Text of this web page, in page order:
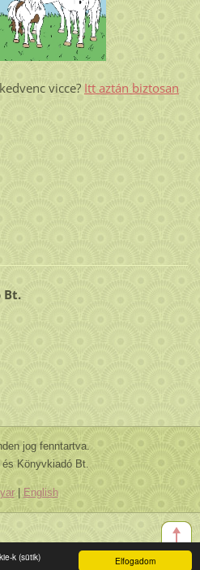
Elfogadom
k (sütik)
vicce? Itt aztán biztosan
Bt.
jog fenntartva.
és Könyvkiadó Bt.
| English